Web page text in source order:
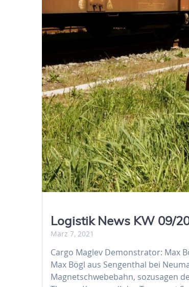
Logistik News KW 09/
März 7, 2021
Cargo Maglev Demonstrator: Max
Max Bögl aus Sengenthal bei
Magnetschwebebahn, sozusagen